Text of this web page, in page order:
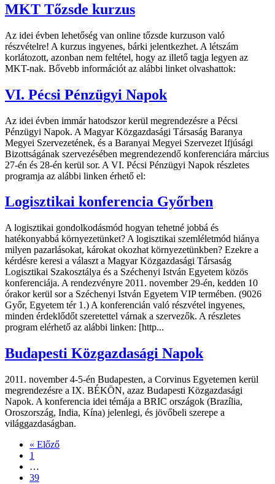
MKT Tőzsde kurzus
Az idei évben lehetőség van online tőzsde kurzuson való
részvételre! A kurzus ingyenes, bárki jelentkezhet. A létszám
korlátozott, azonban nem feltétel, hogy az illető tagja legyen az
MKT-nak. Bővebb információt az alábbi linket olvashattok:
VI. Pécsi Pénzügyi Napok
Az idei évben immár hatodszor kerül megrendezésre a Pécsi
Pénzügyi Napok. A Magyar Közgazdasági Társaság Baranya
Megyei Szervezetének, és a Baranyai Megyei Szervezet Ifjúsági
Bizottságának szervezésében megrendezendő konferenciára március
27-én és 28-én kerül sor. A VI. Pécsi Pénzügyi Napok részletes
programja az alábbi linken érhető el:
Logisztikai konferencia Győrben
A logisztikai gondolkodásmód hogyan tehetné jobbá és
hatékonyabbá környezetünket? A logisztikai szemléletmód hiánya
milyen pazarlásokat, károkat okozhat környezetünkben? Ezekre a
kérdésre keresi a választ a Magyar Közgazdasági Társaság
Logisztikai Szakosztálya és a Széchenyi István Egyetem közös
konferenciája. A rendezvényre 2011. november 29-én, kedden 10
órakor kerül sor a Széchenyi István Egyetem VIP termében. (9026
Győr, Egyetem tér 1.) A konferencián való részvétel ingyenes,
minden érdeklődőt szeretettel várnak a szervezők. A részletes
program elérhető az alábbi linken: [http...
Budapesti Közgazdasági Napok
2011. november 4-5-én Budapesten, a Corvinus Egyetemen kerül
megrendezésre a IX. BÉKÖN, azaz Budapesti Közgazdasági
Napok. A konferencia idei témája a BRIC országok (Brazília,
Oroszország, India, Kína) jelenlegi, és jövőbeli szerepe a
világgazdaságban.
« Előző
1
…
39